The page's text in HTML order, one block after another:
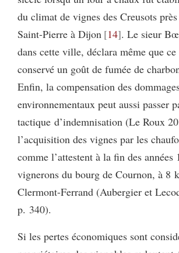
du climat de vignes des Creusots
Saint-Pierre à Dijon 14 . Le sieur
dans cette ville, déclara même que
conservé un goût de fumée de
Enfin, la compensation des
environnementaux peut aussi passer
tactique d’indemnisation (Le Roux
l’acquisition des vignes par les
comme l’attestent à la fin des années
vignerons du bourg de Cournon, à 8
Clermont-Ferrand (Aubergier et
p. 340).
Si les pertes économiques sont